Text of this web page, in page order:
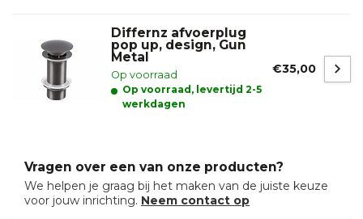
Differnz afvoerplug
pop up, design, Gun
Metal
Op voorraad
Op voorraad, levertijd 2-5
werkdagen
€35,00
Vragen over een van onze producten?
We helpen je graag bij het maken van de juiste keuze
voor jouw inrichting. Neem contact op